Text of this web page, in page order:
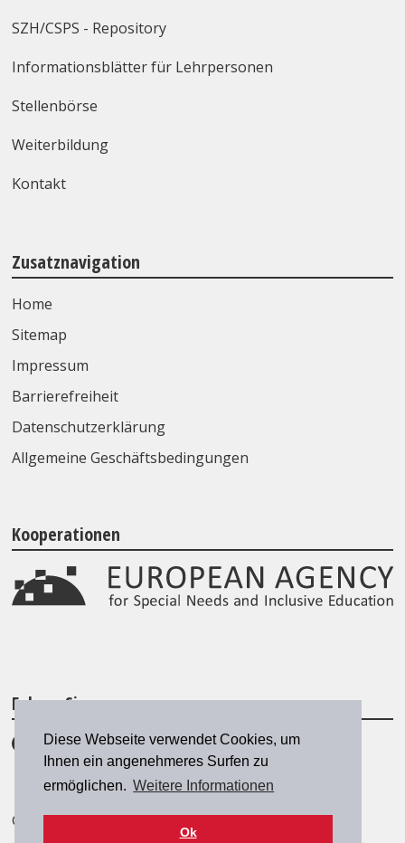
Diese Webseite verwendet Cookies, um
Ihnen ein angenehmeres Surfen zu
ermöglichen. Weitere Informationen
Ok
SZH/CSPS - Repository
Informationsblätter für Lehrpersonen
Stellenbörse
Weiterbildung
Kontakt
Zusatznavigation
Home
Sitemap
Impressum
Barrierefreiheit
Datenschutzerklärung
Allgemeine Geschäftsbedingungen
Kooperationen
Folgen Sie uns
© 2026 SZH/CSPS|szh@szh.ch